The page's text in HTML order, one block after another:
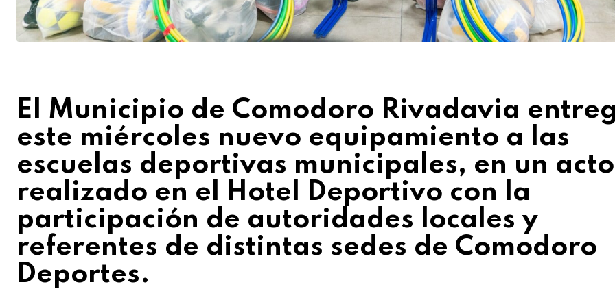
El Municipio de Comodoro Rivadavia
este miércoles nuevo equipamiento a las
escuelas deportivas municipales, en un acto
realizado en el Hotel Deportivo con la
participación de autoridades locales y
referentes de distintas sedes de Comodoro
Deportes.